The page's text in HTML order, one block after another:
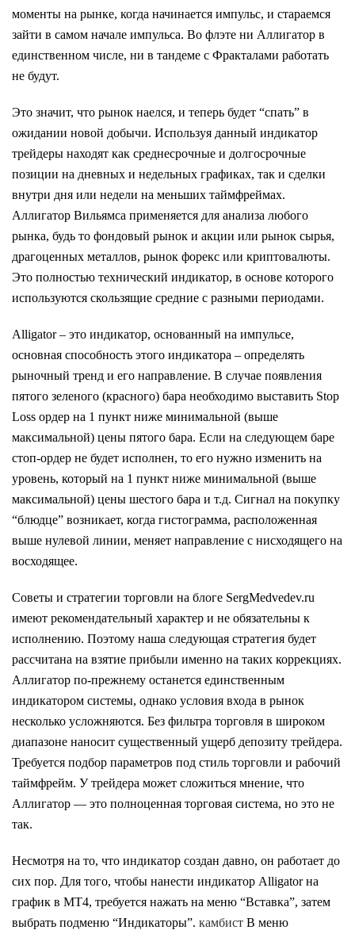
моменты на рынке, когда начинается импульс, и стараемся
зайти в самом начале импульса. Во флэте ни Аллигатор в
единственном числе, ни в тандеме с Фракталами работать
не будут.
Это значит, что рынок наелся, и теперь будет “спать” в
ожидании новой добычи. Используя данный индикатор
трейдеры находят как среднесрочные и долгосрочные
позиции на дневных и недельных графиках, так и сделки
внутри дня или недели на меньших таймфреймах.
Аллигатор Вильямса применяется для анализа любого
рынка, будь то фондовый рынок и акции или рынок сырья,
драгоценных металлов, рынок форекс или криптовалюты.
Это полностью технический индикатор, в основе которого
используются скользящие средние с разными периодами.
Alligator – это индикатор, основанный на импульсе,
основная способность этого индикатора – определять
рыночный тренд и его направление. В случае появления
пятого зеленого (красного) бара необходимо выставить Stop
Loss ордер на 1 пункт ниже минимальной (выше
максимальной) цены пятого бара. Если на следующем баре
стоп-ордер не будет исполнен, то его нужно изменить на
уровень, который на 1 пункт ниже минимальной (выше
максимальной) цены шестого бара и т.д. Сигнал на покупку
“блюдце” возникает, когда гистограмма, расположенная
выше нулевой линии, меняет направление с нисходящего на
восходящее.
Советы и стратегии торговли на блоге SergMedvedev.ru
имеют рекомендательный характер и не обязательны к
исполнению. Поэтому наша следующая стратегия будет
рассчитана на взятие прибыли именно на таких коррекциях.
Аллигатор по-прежнему останется единственным
индикатором системы, однако условия входа в рынок
несколько усложняются. Без фильтра торговля в широком
диапазоне наносит существенный ущерб депозиту трейдера.
Требуется подбор параметров под стиль торговли и рабочий
таймфрейм. У трейдера может сложиться мнение, что
Аллигатор — это полноценная торговая система, но это не
так.
Несмотря на то, что индикатор создан давно, он работает до
сих пор. Для того, чтобы нанести индикатор Alligator на
график в МТ4, требуется нажать на меню “Вставка”, затем
выбрать подменю “Индикаторы”. камбист В меню